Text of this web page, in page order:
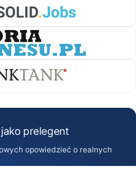
prelegent
opowiedzieć o realnych